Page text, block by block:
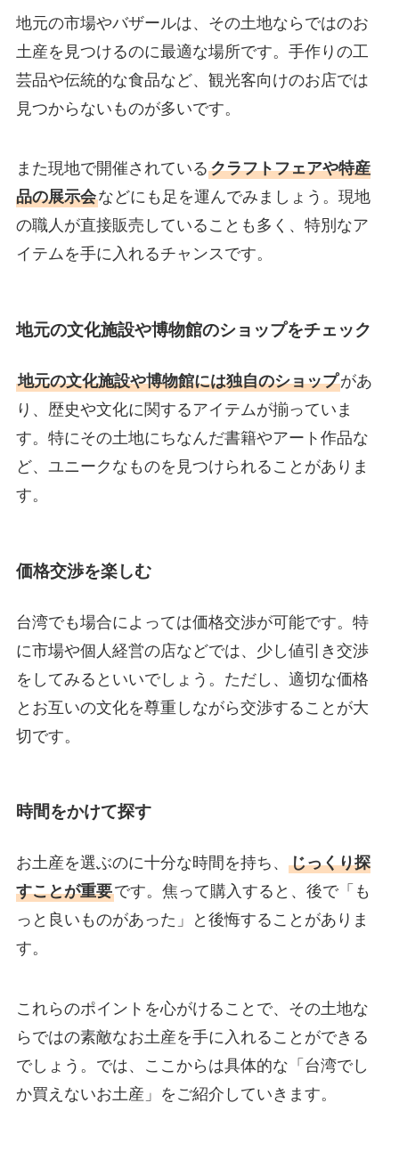
地元の市場やバザールは、その土地ならではのお
土産を見つけるのに最適な場所です。手作りの工
芸品や伝統的な食品など、観光客向けのお店では
見つからないものが多いです。
また現地で開催されているクラフトフェアや特産
品の展示会などにも足を運んでみましょう。現地
の職人が直接販売していることも多く、特別なア
イテムを手に入れるチャンスです。
地元の文化施設や博物館のショップをチェック
地元の文化施設や博物館には独自のショップがあ
り、歴史や文化に関するアイテムが揃っていま
す。特にその土地にちなんだ書籍やアート作品な
ど、ユニークなものを見つけられることがありま
す。
価格交渉を楽しむ
台湾でも場合によっては価格交渉が可能です。特
に市場や個人経営の店などでは、少し値引き交渉
をしてみるといいでしょう。ただし、適切な価格
とお互いの文化を尊重しながら交渉することが大
切です。
時間をかけて探す
お土産を選ぶのに十分な時間を持ち、 じっくり探
すことが重要です。焦って購入すると、後で「も
っと良いものがあった」と後悔することがありま
す。
これらのポイントを心がけることで、その土地な
らではの素敵なお土産を手に入れることができる
でしょう。では、ここからは具体的な「台湾でし
か買えないお土産」をご紹介していきます。